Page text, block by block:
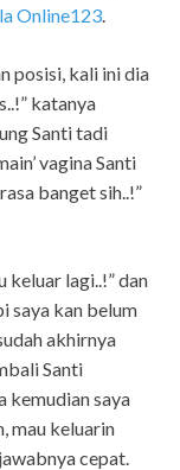
Online123
posisi, kali ini dia
katanya
Santi tadi
vagina Santi
banget sih..!”
keluar lagi..!” dan
saya kan belum
akhirnya
Santi
kemudian saya
mau keluarin
cepat.